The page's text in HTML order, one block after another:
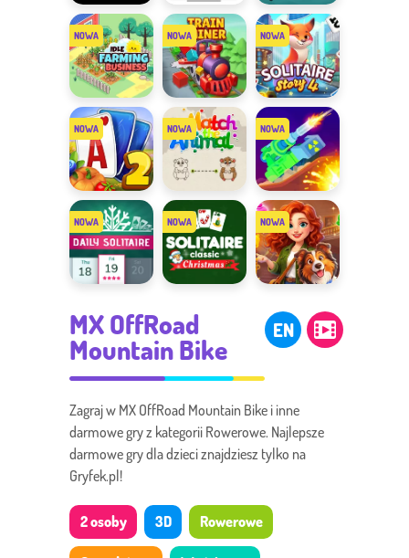
Motor Tour Sprunki
Draw the
Bridge
Idle Farming
Business
Train Miner
Solitaire
Story
Tripeaks 4
Solitaire
Farm
Seasons 2
Match The
Animal
Tank Stars
Solitaire
Classic
Christmas
Story Match
MX OffRoad
Mountain Bike
EN
Zagraj w MX OffRoad Mountain Bike i inne
darmowe gry z kategorii Rowerowe. Najlepsze
darmowe gry dla dzieci znajdziesz tylko na
Gryfek.pl!
2 osoby 3D Rowerowe